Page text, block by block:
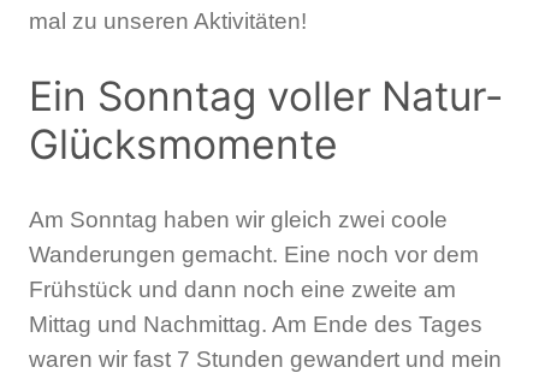
mal zu unseren Aktivitäten!
Ein Sonntag voller Natur-
Glücksmomente
Am Sonntag haben wir gleich zwei coole
Wanderungen gemacht. Eine noch vor dem
Frühstück und dann noch eine zweite am
Mittag und Nachmittag. Am Ende des Tages
waren wir fast 7 Stunden gewandert und mein